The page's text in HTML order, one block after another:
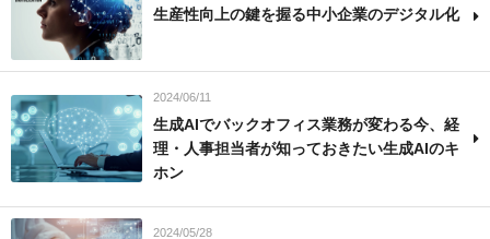
生産性向上の鍵を握る中小企業のデジタル化
2024/06/11
生成AIでバックオフィス業務が変わる今、経
理・人事担当者が知っておきたい生成AIのキ
ホン
2024/05/28